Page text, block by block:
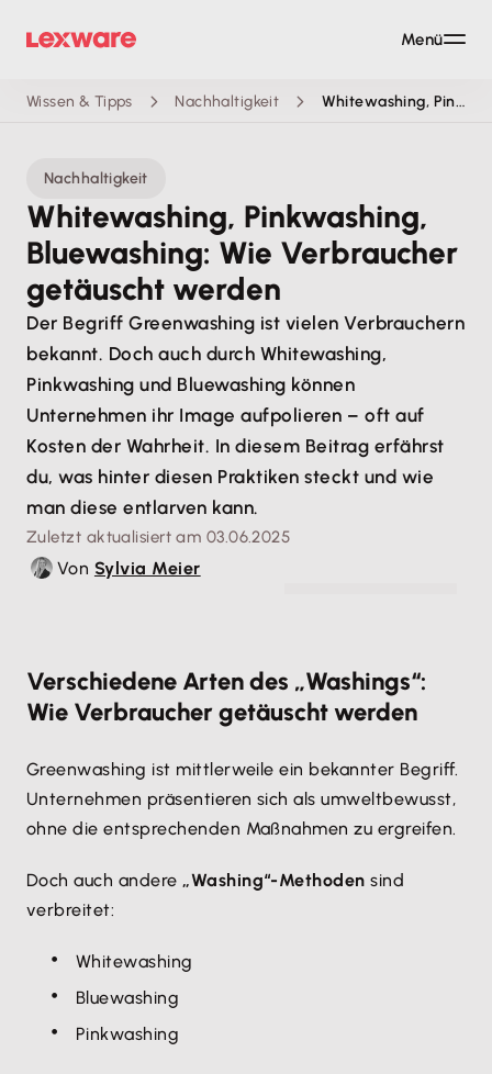
Wissen & Tipps Nachhaltigkeit Whitewashing, Pinkwashing, Bluewashing
Nachhaltigkeit
Whitewashing, Pinkwashing,
Bluewashing: Wie Verbraucher
getäuscht werden
Der Begriff Greenwashing ist vielen Verbrauchern
bekannt. Doch auch durch Whitewashing,
Pinkwashing und Bluewashing können
Unternehmen ihr Image aufpolieren – oft auf
Kosten der Wahrheit. In diesem Beitrag erfährst
du, was hinter diesen Praktiken steckt und wie
man diese entlarven kann.
Zuletzt aktualisiert am 03.06.2025
Von Sylvia Meier
Verschiedene Arten des „Washings“:
Wie Verbraucher getäuscht werden
Greenwashing ist mittlerweile ein bekannter Begriff.
Unternehmen präsentieren sich als umweltbewusst,
ohne die entsprechenden Maßnahmen zu ergreifen.
Doch auch andere„Washing“-Methoden sind
verbreitet:
Whitewashing
Bluewashing
Pinkwashing
Menü